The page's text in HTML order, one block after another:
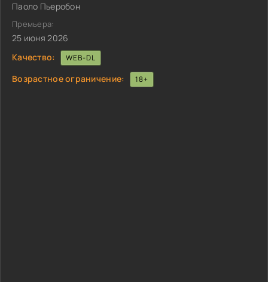
Паоло Пьеробон
Премьера:
25 июня 2026
Качество:
WEB-DL
Возрастное ограничение: 18+